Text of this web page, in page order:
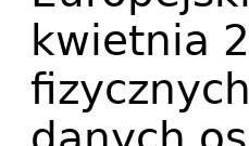
kwietnia